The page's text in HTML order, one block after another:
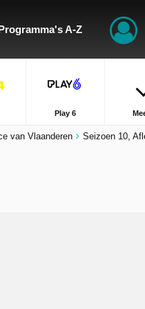
A-Z
Play 6
van Vlaanderen Seizoen 10,